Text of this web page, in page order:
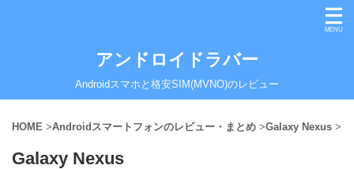
アンドロイドラバー
Androidスマホと格安SIM(MVNO)のレビュー
HOME >Androidスマートフォンのレビュー・まとめ >Galaxy Nexus >
Galaxy Nexus